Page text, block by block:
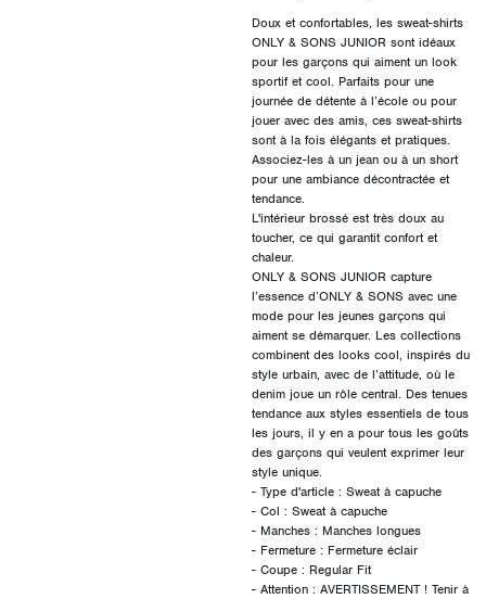
Doux et confortables, les sweat-shirts
ONLY & SONS JUNIOR sont idéaux
pour les garçons qui aiment un look
sportif et cool. Parfaits pour une
journée de détente à l’école ou pour
jouer avec des amis, ces sweat-shirts
sont à la fois élégants et pratiques.
Associez-les à un jean ou à un short
pour une ambiance décontractée et
tendance.
L'intérieur brossé est très doux au
toucher, ce qui garantit confort et
chaleur.
ONLY & SONS JUNIOR capture
l’essence d’ONLY & SONS avec une
mode pour les jeunes garçons qui
aiment se démarquer. Les collections
combinent des looks cool, inspirés du
style urbain, avec de l’attitude, où le
denim joue un rôle central. Des tenues
tendance aux styles essentiels de tous
les jours, il y en a pour tous les goûts
des garçons qui veulent exprimer leur
style unique.
- Type d'article : Sweat à capuche
- Col : Sweat à capuche
- Manches : Manches longues
- Fermeture : Fermeture éclair
- Coupe : Regular Fit
- Attention : AVERTISSEMENT ! Tenir à